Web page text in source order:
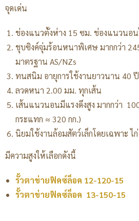
จุดเด่น
ช่องแนวตั้งห่าง 15 ซม. ช่องแนวนอ
ชุบซิงค์จุ่มร้อนหนาพิเศษ มากกว่า
มาตรฐาน AS/NZs
ทนสนิม อายุการใช้งานยาวนาน 40 ปี
ลวดหนา 2.00 มม. ทุกเส้น
เส้นแนวนอนมีแรงดึงสูง มากกว่า
กระแทก ≈ 320 กก.)
นิยมใช้งานล้อมสัตว์เล็กโดยเฉพาะ
มีความสูงให้เลือกดังนี้
รั้วตาข่ายฟิคซ์ล็อค 12-120-15
รั้วตาข่ายฟิคซ์ล็อค 13-150-15